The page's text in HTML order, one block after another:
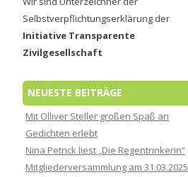
Selbstverpflichtungserklärung der
Initiative Transparente
Zivilgesellschaft
NEUESTE BEITRÄGE
Mit Olliver Steller großen Spaß an
Gedichten erlebt
Nina Petrick liest „Die Regentrinkerin“
Mitgliederversammlung am 31.03.2025